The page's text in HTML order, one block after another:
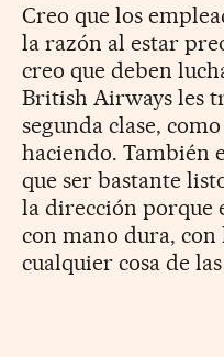
Creo que los
la razón al estar
creo que deben
British Airways les
segunda clase,
haciendo. También
que ser bastante
la dirección porque
con mano dura, con
cualquier cosa de